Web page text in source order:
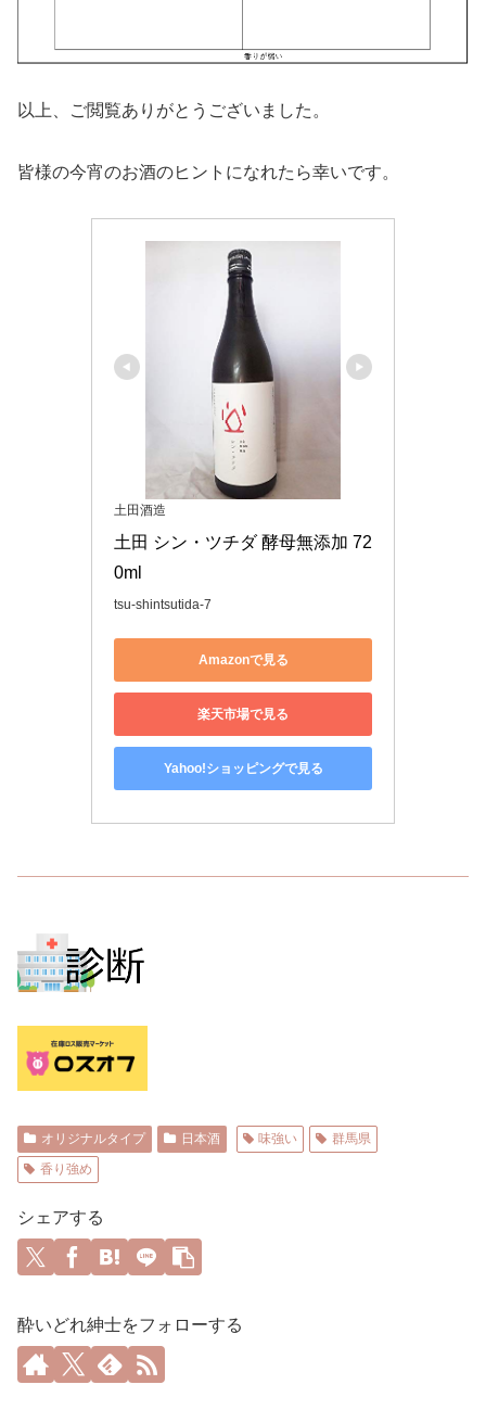
以上、ご閲覧ありがとうございました。
皆様の今宵のお酒のヒントになれたら幸いです。
土田酒造
土田 シン・ツチダ 酵母無添加 72
0ml
tsu-shintsutida-7
Amazonで見る
楽天市場で見る
Yahoo!ショッピングで見る
オリジナルタイプ 日本酒 味強い
群馬県
香り強め
シェアする
酔いどれ紳士をフォローする